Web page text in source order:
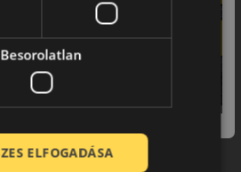
fékutat és magas szintű
és kényelmes futással
Besorolatlan
ELFOGADÁSA